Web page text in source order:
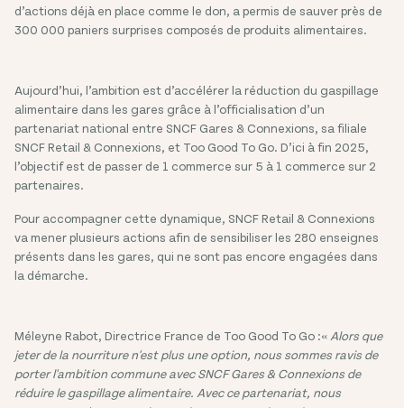
d’actions déjà en place comme le don, a permis de sauver près de
300 000 paniers surprises composés de produits alimentaires.
Aujourd’hui, l’ambition est d’accélérer la réduction du gaspillage
alimentaire dans les gares grâce à l’officialisation d’un
partenariat national entre SNCF Gares & Connexions, sa filiale
SNCF Retail & Connexions, et Too Good To Go. D’ici à fin 2025,
l’objectif est de passer de 1 commerce sur 5 à 1 commerce sur 2
partenaires.
Pour accompagner cette dynamique, SNCF Retail & Connexions
va mener plusieurs actions afin de sensibiliser les 280 enseignes
présents dans les gares, qui ne sont pas encore engagées dans
la démarche.
Méleyne Rabot, Directrice France de Too Good To Go :« Alors que
jeter de la nourriture n'est plus une option, nous sommes ravis de
porter l'ambition commune avec SNCF Gares & Connexions de
réduire le gaspillage alimentaire. Avec ce partenariat, nous